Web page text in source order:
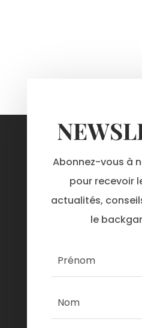
Abonnez-vous à
pour recevoir
actualités,
le